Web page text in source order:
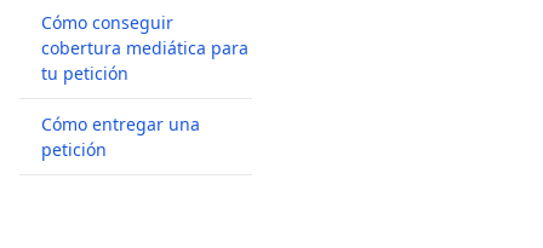
Cómo conseguir
cobertura mediática para
tu petición
Cómo entregar una
petición